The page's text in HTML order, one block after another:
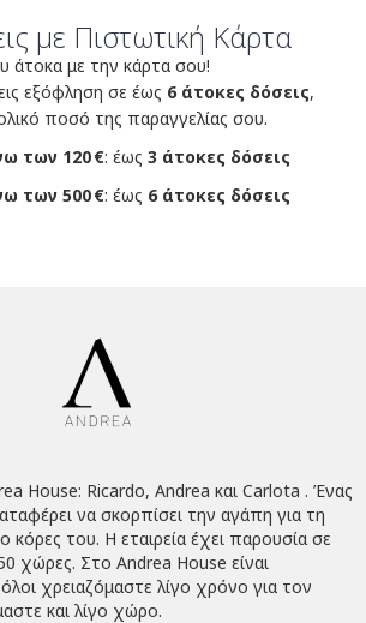
με Πιστωτική Κάρτα
άτοκα με την κάρτα σου!
εξόφληση σε έως 6 άτοκες δόσεις,
ποσό της παραγγελίας σου.
των 120 €: έως 3 άτοκες δόσεις
των 500 €: έως 6 άτοκες δόσεις
House: Ricardo, Andrea και Carlota . Ένας
να σκορπίσει την αγάπη για τη
κόρες του. Η εταιρεία έχει παρουσία σε
χώρες. Στο Andrea House είναι
χρειαζόμαστε λίγο χρόνο για τον
και λίγο χώρο.